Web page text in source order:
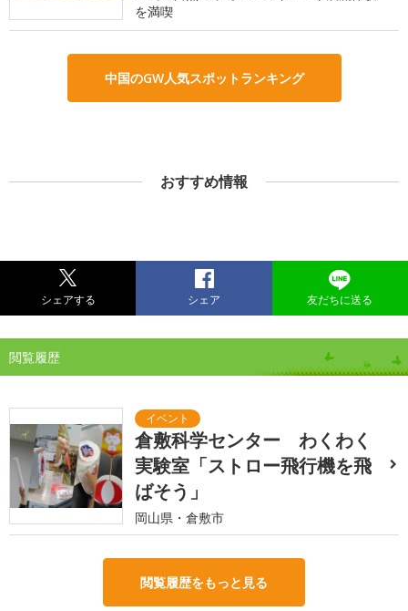
を満喫
中国のGW人気スポットランキング
おすすめ情報
シェアする シェア 友だちに送る
閲覧履歴
倉敷科学センター わくわく
実験室「ストロー飛行機を飛
ばそう」
岡山県・倉敷市
閲覧履歴をもっと見る